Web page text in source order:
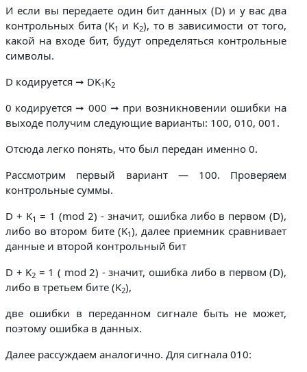
И если вы передаете один бит данных (D) и у вас два
контрольных бита (K1 и K2), то в зависимости от того,
какой на входе бит, будут определяться контрольные
символы.
D кодируется ➞ DK1 K2
0 кодируется ➞ 000 ➞ при возникновении ошибки на
выходе получим следующие варианты: 100, 010, 001.
Отсюда легко понять, что был передан именно 0.
Рассмотрим первый вариант — 100. Проверяем
контрольные суммы.
D + K1 = 1 (mod 2) - значит, ошибка либо в первом (D),
либо во втором бите (K1), далее приемник сравнивает
данные и второй контрольный бит
D + K2 = 1 ( mod 2) - значит, ошибка либо в первом (D),
либо в третьем бите (K2),
две ошибки в переданном сигнале быть не может,
поэтому ошибка в данных.
Далее рассуждаем аналогично. Для сигнала 010: